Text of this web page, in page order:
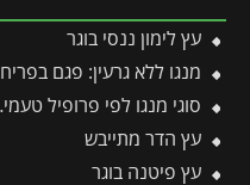
עץ לימון ננסי בוגר
מנגו ללא גרעין: פגם בפריחה או יתרון אקזוטי?
סוגי מנגו לפי פרופיל טעמים מעבר למנגו הקלאסי
עץ הדר מתייבש
עץ פיטנה בוגר